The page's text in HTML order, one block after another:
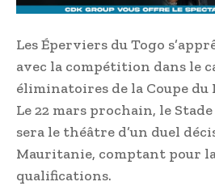
Les Éperviers du Togo
avec la compétition dans le
éliminatoires de la Coupe du
Le 22 mars prochain, le
sera le théâtre d’un duel
Mauritanie, comptant pour la
qualifications.